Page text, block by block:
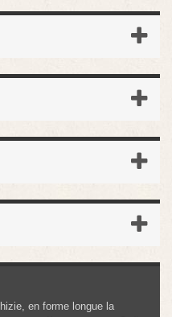
en forme longue la